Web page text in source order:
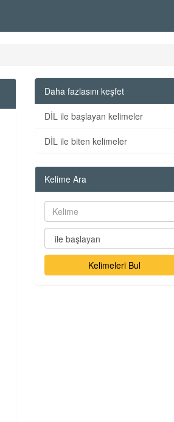
Daha fazlasını keşfet
DİL ile başlayan kelimeler
DİL ile biten kelimeler
Kelime Ara
Kelimeleri Bul